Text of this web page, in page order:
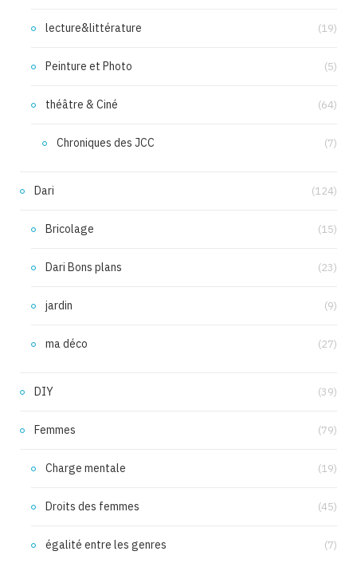
lecture&littérature (19)
Peinture et Photo (5)
théâtre & Ciné (64)
Chroniques des JCC (7)
Dari (124)
Bricolage (15)
Dari Bons plans (23)
jardin (9)
ma déco (27)
DIY (39)
Femmes (79)
Charge mentale (19)
Droits des femmes (45)
égalité entre les genres (7)